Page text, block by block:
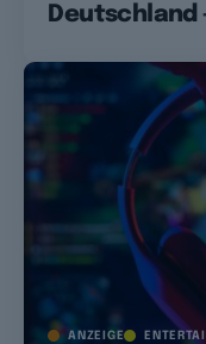
Deutschland
ANZEIGE